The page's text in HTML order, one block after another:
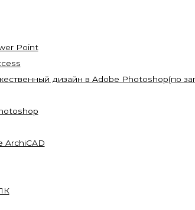
Point
дизайн в Adobe Photoshop(по
ArchiCAD